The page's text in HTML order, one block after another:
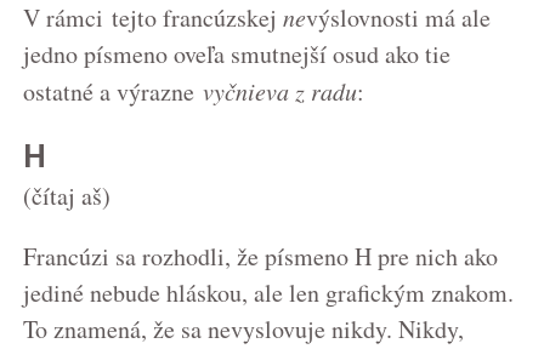
V rámci tejto francúzskej nevýslovnosti má ale
jedno písmeno oveľa smutnejší osud ako tie
ostatné a výrazne vyčnieva z radu:
H
(čítaj aš)
Francúzi sa rozhodli, že písmeno H pre nich ako
jediné nebude hláskou, ale len grafickým znakom.
To znamená, že sa nevyslovuje nikdy. Nikdy,